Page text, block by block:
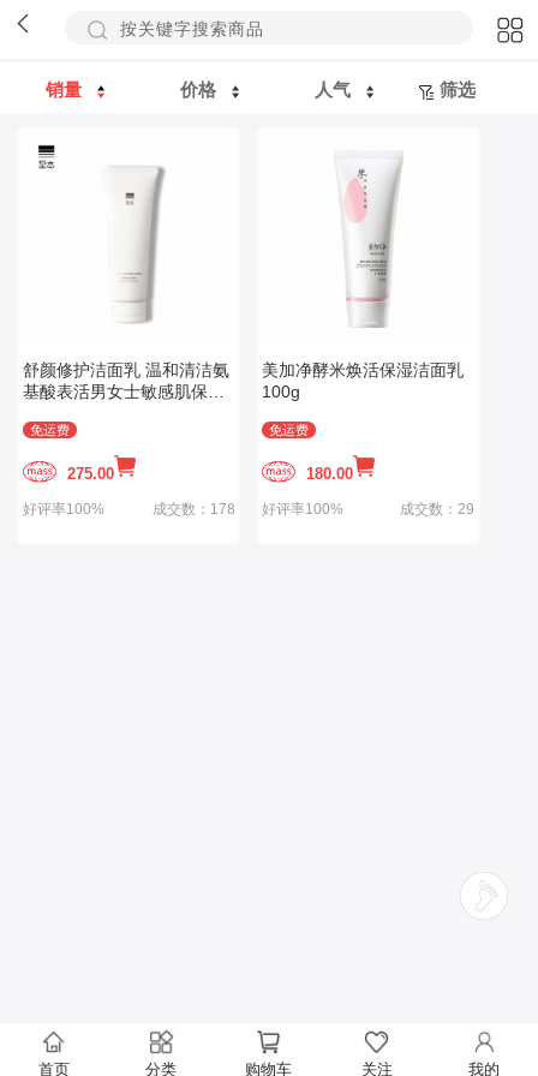
销量 价格 人气 筛选
舒颜修护洁面乳 温和清洁氨
基酸表活男女士敏感肌保湿
免运费
275.00
好评率100% 成交数：178
美加净酵米焕活保湿洁面乳
100g
免运费
180.00
好评率100% 成交数：29
首页 分类 购物车 关注 我的